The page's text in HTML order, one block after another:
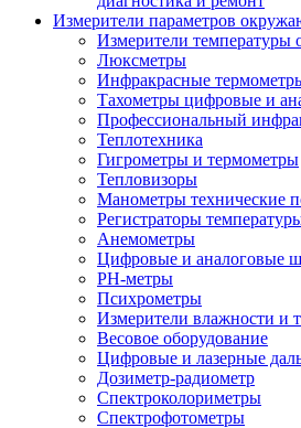
Измерители параметров
Измерители
Люксметры
Инфракрасные
Тахометры цифровые и
Профессиональный
Теплотехника
Гигрометры и термометры
Тепловизоры
Манометры технические
Регистраторы
Анемометры
Цифровые и аналоговые
PH-метры
Психрометры
Измерители влажности и
Весовое оборудование
Цифровые и лазерные
Дозиметр-радиометр
Спектроколориметры
Спектрофотометры